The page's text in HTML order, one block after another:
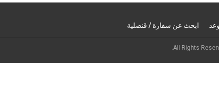
ابحث عن سفارة / قنصلية